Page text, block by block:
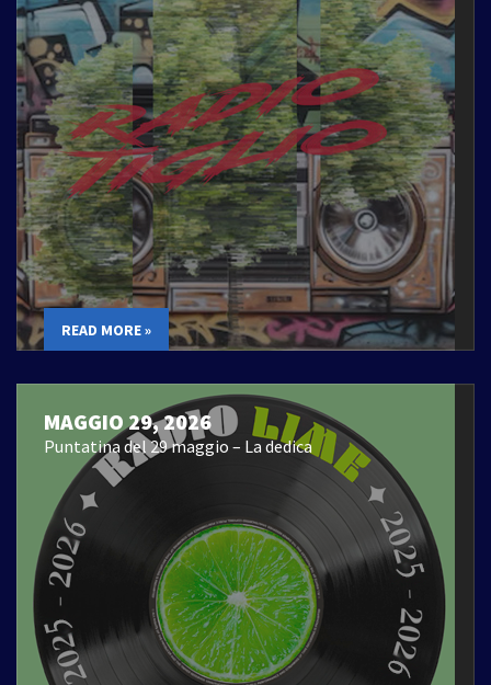
READ MORE »
MAGGIO 29, 2026
Puntatina del 29 maggio – La dedica